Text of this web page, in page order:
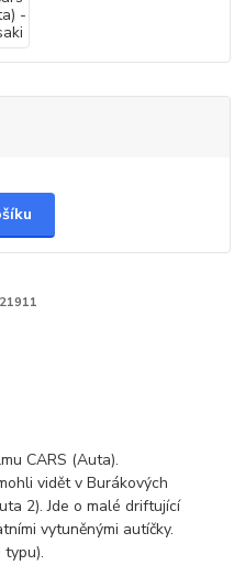
CARS (Auta).
vidět v Burákových
2). Jde o malé driftující
vytuněnými autíčky.